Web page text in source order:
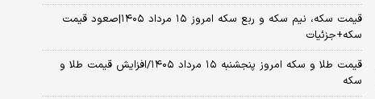
قیمت سکه، نیم سکه و ربع سکه امروز ۱۵ مرداد ۱۴۰۵|صعود قیمت
سکه+جزئیات
قیمت طلا و سکه امروز پنجشنبه ۱۵ مرداد ۱۴۰۵/افزایش قیمت طلا و
سکه